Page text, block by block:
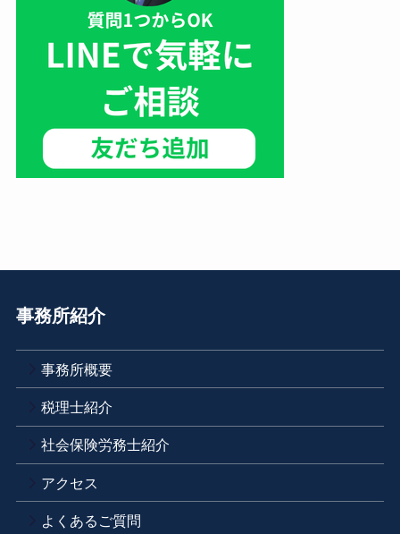
事務所紹介
事務所概要
税理士紹介
社会保険労務士紹介
アクセス
よくあるご質問